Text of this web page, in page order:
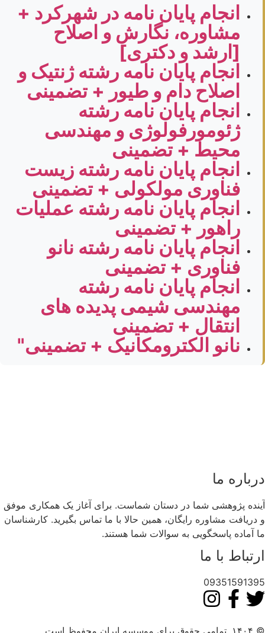
انجام پایان نامه در شهرکرد +
مشاوره، نگارش و اصلاح
[ارشد و دکتری]
انجام پایان نامه رشته ژنتیک و
اصلاح دام و طیور + تضمینی
انجام پایان نامه رشته
ژئومورفولوژی و مهندسی
محیط + تضمینی
انجام پایان نامه رشته زیست
فناوری مولکولی + تضمینی
انجام پایان نامه رشته عملیات
راهور + تضمینی
انجام پایان نامه رشته نانو
فناوری + تضمینی
انجام پایان نامه رشته
مهندسی شیمی پدیده های
انتقال + تضمینی
نانو الکترومکانیک + تضمینی"
درباره ما
آینده پژوهشی شما در دستان شماست. برای آغاز یک همکاری موفق
و دریافت مشاوره رایگان، همین حالا با ما تماس بگیرید. کارشناسان
ما آماده پاسخگویی به سوالات شما هستند.
ارتباط با ما
09351591395
© ۱۴۰۴. تمامی حقوق برای موسسه ایران محفوظ است.